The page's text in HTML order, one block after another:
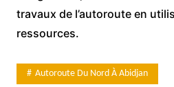
travaux de l’autoroute en
ressources.
Autoroute Du Nord À Abidjan